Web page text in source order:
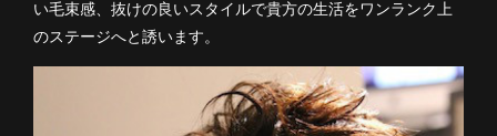
い毛束感、抜けの良いスタイルで貴方の生活をワンランク上
のステージへと誘います。